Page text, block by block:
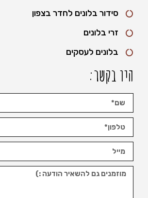
סידור בלונים לחדר בצפון
זרי בלונים
בלונים לעסקים
היו בקשר: